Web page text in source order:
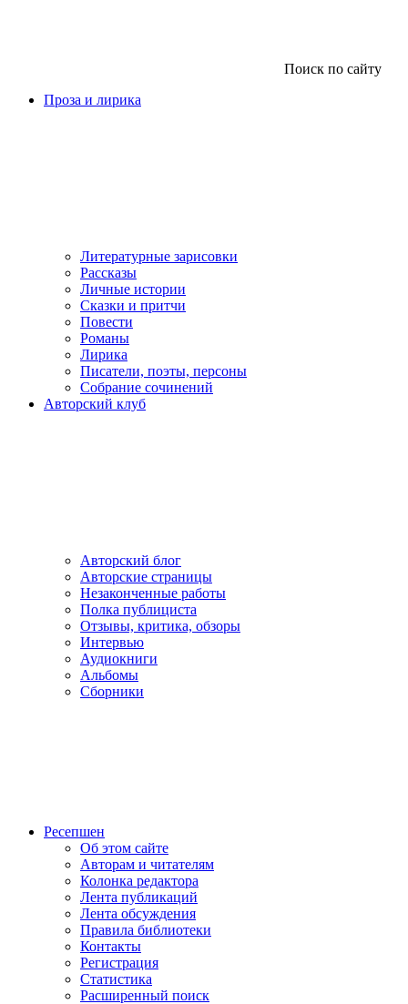
Поиск по сайту
Проза и лирика
Литературные зарисовки
Рассказы
Личные истории
Сказки и притчи
Повести
Романы
Лирика
Писатели, поэты, персоны
Собрание сочинений
Авторский клуб
Авторский блог
Авторские страницы
Незаконченные работы
Полка публициста
Отзывы, критика, обзоры
Интервью
Аудиокниги
Альбомы
Сборники
Ресепшен
Об этом сайте
Авторам и читателям
Колонка редактора
Лента публикаций
Лента обсуждения
Правила библиотеки
Контакты
Регистрация
Статистика
Расширенный поиск